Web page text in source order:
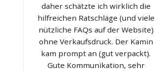
daher schätzte ich wirklich die
hilfreichen Ratschläge (und viele
nützliche FAQs auf der Website)
ohne Verkaufsdruck. Der Kamin
kam prompt an (gut verpackt).
Gute Kommunikation, sehr